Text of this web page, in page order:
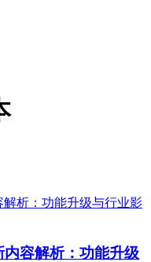
容解析：功能升级